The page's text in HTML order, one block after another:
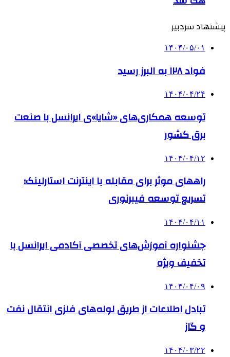
پیشنهاد سردبیر
۱۴۰۴/۰۵/۰۱
فواد ۱۲۸ به البرز رسید
۱۴۰۴/۰۴/۲۴
توسعه همکاری‌های «شایا»ی ایرانسل با صنعت
برق کشور
۱۴۰۴/۰۴/۱۲
راههای موثر برای مقابله با اینترنت استارلینک؛
تسریع توسعه فیبرنوری
۱۴۰۴/۰۴/۱۱
جشنواره آموزش‌های تخصصی آکادمی ایرانسل با
تخفیف ویژه
۱۴۰۴/۰۴/۰۹
تبادل اطلاعات از طریق لوله‌های فلزی انتقال نفت
و گاز
۱۴۰۴/۰۳/۲۲